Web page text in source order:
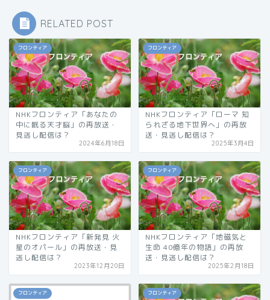
RELATED POST
フロンティア
NHKフロンティア「あなたの
中に眠る天才脳」の再放送・
見逃し配信は？
2024年6月18日
フロンティア
NHKフロンティア「ローマ 知
られざる地下世界へ」の再放
送・見逃し配信は？
2025年3月4日
フロンティア
NHKフロンティア「新発見 火
星のオパール」の再放送・見
逃し配信は？
2023年12月20日
フロンティア
NHKフロンティア「地磁気と
生命 40億年の物語」の再放
送・見逃し配信は？
2025年2月18日
フロンティア フロンティア